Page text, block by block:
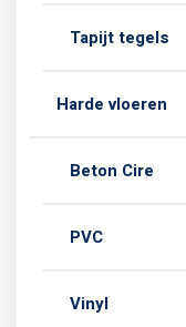
Tapijt tegels
Harde vloeren
Beton Cire
PVC
Vinyl